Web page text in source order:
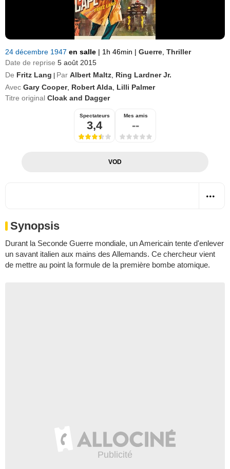
24 décembre 1947 en salle | 1h 46min | Guerre Thriller
Date de reprise 5 août 2015
De Fritz Lang Par Albert Maltz Ring Lardner Jr.
Avec Gary Cooper, Robert Alda Lilli Palmer
Titre original Cloak and Dagger
Spectateurs
3,4
Mes amis
--
VOD
Synopsis
Durant la Seconde Guerre mondiale, un Americain tente d'enlever
un savant italien aux mains des Allemands. Ce chercheur vient
de mettre au point la formule de la première bombe atomique.